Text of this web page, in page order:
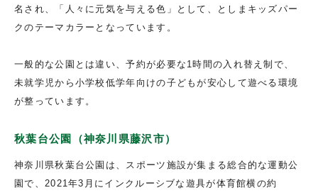
名され、「人々に元気を与える色」として、としまキッズパー
クのテーマカラーとなっています。
一般的な公園とは違い、予約が必要な1時間の入れ替え制で、
未就学児から小学校低学年向けの子どもが安心して遊べる環境
が整っています。
秋葉台公園（神奈川県藤沢市）
神奈川県秋葉台公園は、スポーツ施設が集まる総合的な運動公
園で、2021年3月にインクルーシブな遊具が体育館横の約